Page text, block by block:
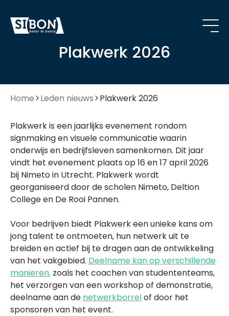
Plakwerk 2026
Home Leden nieuws Plakwerk 2026
Plakwerk is een jaarlijks evenement rondom
signmaking en visuele communicatie waarin
onderwijs en bedrijfsleven samenkomen. Dit jaar
vindt het evenement plaats op 16 en 17 april 2026
bij Nimeto in Utrecht. Plakwerk wordt
georganiseerd door de scholen Nimeto, Deltion
College en De Rooi Pannen.
Voor bedrijven biedt Plakwerk een unieke kans om
jong talent te ontmoeten, hun netwerk uit te
breiden en actief bij te dragen aan de ontwikkeling
van het vakgebied. Deelname kan op verschillende
manieren, zoals het coachen van studententeams,
het verzorgen van een workshop of demonstratie,
deelname aan de netwerkborrelof door het
sponsoren van het event.